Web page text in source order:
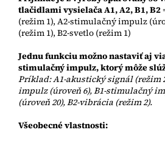
tlačidlami vysielača A1, A2, B1, B2
(režim 1), A2-stimulačný impulz
(režim 1), B2-svetlo (režim 1)
Jednu funkciu možno nastaviť aj
stimulačný impulz, ktorý môže
Príklad: A1-akustický signál (režim
impulz (úroveň 6), B1-stimulačný
(úroveň 20), B2-vibrácia (režim 2).
Všeobecné vlastnosti: